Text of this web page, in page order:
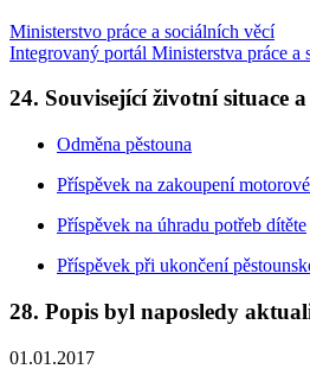
Ministerstvo práce a sociálních věcí
Integrovaný portál Ministerstva práce a
24. Související životní situace
Odměna pěstouna
Příspěvek na zakoupení
Příspěvek na úhradu potřeb dítěte
Příspěvek při ukončení
28. Popis byl naposledy
01.01.2017